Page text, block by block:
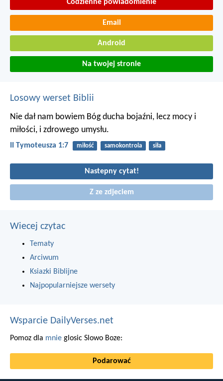
Codzienne powiadomienie
Email
Android
Na twojej stronie
Losowy werset Biblii
Nie dał nam bowiem Bóg ducha bojaźni, lecz mocy i
miłości, i zdrowego umysłu.
II Tymoteusza 1:7 miłość samokontrola siła
Nastepny cytat!
Z ze zdjeciem
Wiecej czytac
Tematy
Arciwum
Ksiazki Biblijne
Najpopularniejsze wersety
Wsparcie DailyVerses.net
Pomoz dla mnie glosic Slowo Boze:
Podarować